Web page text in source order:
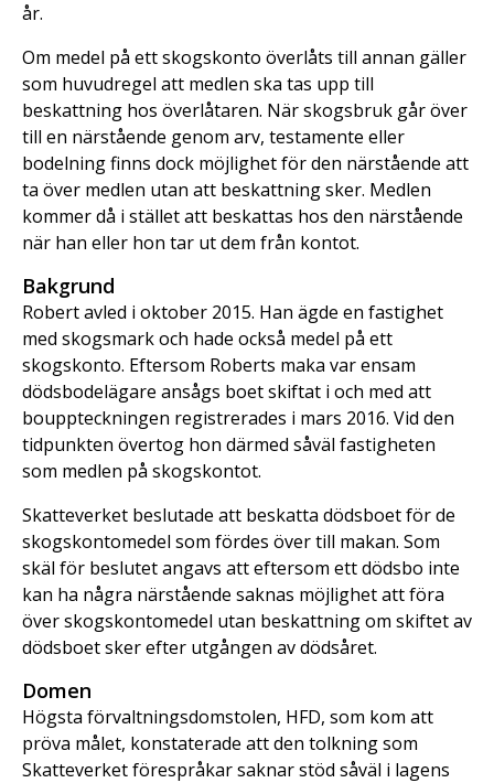
år.
Om medel på ett skogskonto överlåts till annan gäller
som huvudregel att medlen ska tas upp till
beskattning hos överlåtaren. När skogsbruk går över
till en närstående genom arv, testamente eller
bodelning finns dock möjlighet för den närstående att
ta över medlen utan att beskattning sker. Medlen
kommer då i stället att beskattas hos den närstående
när han eller hon tar ut dem från kontot.
Bakgrund
Robert avled i oktober 2015. Han ägde en fastighet
med skogsmark och hade också medel på ett
skogskonto. Eftersom Roberts maka var ensam
dödsbodelägare ansågs boet skiftat i och med att
bouppteckningen registrerades i mars 2016. Vid den
tidpunkten övertog hon därmed såväl fastigheten
som medlen på skogskontot.
Skatteverket beslutade att beskatta dödsboet för de
skogskontomedel som fördes över till makan. Som
skäl för beslutet angavs att eftersom ett dödsbo inte
kan ha några närstående saknas möjlighet att föra
över skogskontomedel utan beskattning om skiftet av
dödsboet sker efter utgången av dödsåret.
Domen
Högsta förvaltningsdomstolen, HFD, som kom att
pröva målet, konstaterade att den tolkning som
Skatteverket förespråkar saknar stöd såväl i lagens